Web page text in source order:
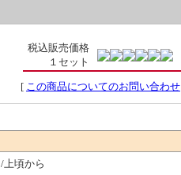
税込販売価格
１セット
[ この商品についてのお問い合わせ
上頃から